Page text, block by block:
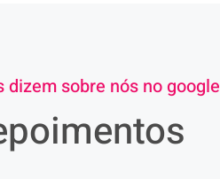
dizem sobre nós no google